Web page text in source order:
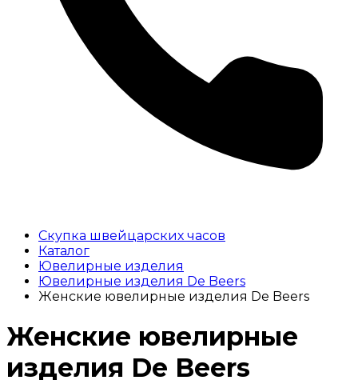
Скупка швейцарских часов
Каталог
Ювелирные изделия
Ювелирные изделия De Beers
Женские ювелирные изделия De Beers
Женские ювелирные
изделия De Beers